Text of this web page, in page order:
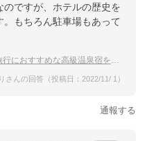
ですが、ホテルの歴史を
もちろん駐車場もあって
すめな高級温泉宿をおしえてください。
さんの回答（投稿日：2022/11/ 1）
通報する